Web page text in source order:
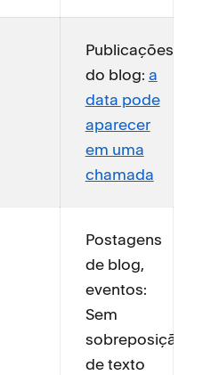
Publicações
do blog: a
data pode
aparecer
em uma
chamada
Postagens
de blog,
eventos:
Sem
sobreposição
de texto